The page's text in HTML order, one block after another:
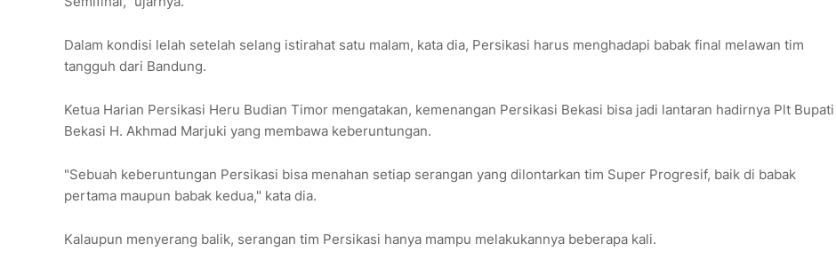
Dalam kondisi lelah setelah selang istirahat satu malam, kata dia, Persikasi harus menghadapi babak final melawan tim
tangguh dari Bandung.
Ketua Harian Persikasi Heru Budian Timor mengatakan, kemenangan Persikasi Bekasi bisa jadi lantaran hadirnya Plt Bupati
Bekasi H. Akhmad Marjuki yang membawa keberuntungan.
"Sebuah keberuntungan Persikasi bisa menahan setiap serangan yang dilontarkan tim Super Progresif, baik di babak
pertama maupun babak kedua," kata dia.
Kalaupun menyerang balik, serangan tim Persikasi hanya mampu melakukannya beberapa kali.